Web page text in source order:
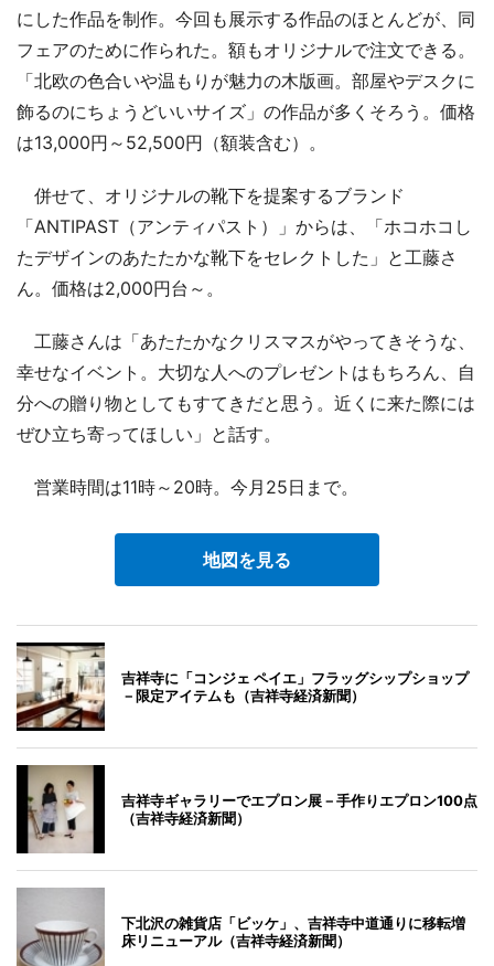
にした作品を制作。今回も展示する作品のほとんどが、同
フェアのために作られた。額もオリジナルで注文できる。
「北欧の色合いや温もりが魅力の木版画。部屋やデスクに
飾るのにちょうどいいサイズ」の作品が多くそろう。価格
は13,000円～52,500円（額装含む）。
併せて、オリジナルの靴下を提案するブランド
「ANTIPAST（アンティパスト）」からは、「ホコホコし
たデザインのあたたかな靴下をセレクトした」と工藤さ
ん。価格は2,000円台～。
工藤さんは「あたたかなクリスマスがやってきそうな、
幸せなイベント。大切な人へのプレゼントはもちろん、自
分への贈り物としてもすてきだと思う。近くに来た際には
ぜひ立ち寄ってほしい」と話す。
営業時間は11時～20時。今月25日まで。
地図を見る
吉祥寺に「コンジェ ペイエ」フラッグシップショップ
－限定アイテムも（吉祥寺経済新聞）
吉祥寺ギャラリーでエプロン展－手作りエプロン100点
（吉祥寺経済新聞）
下北沢の雑貨店「ビッケ」、吉祥寺中道通りに移転増
床リニューアル（吉祥寺経済新聞）